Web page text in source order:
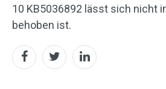
10 KB5036892 lässt sich nicht
behoben ist.